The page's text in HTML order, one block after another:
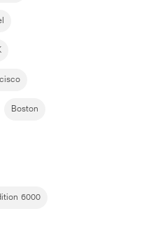
Boston
6000